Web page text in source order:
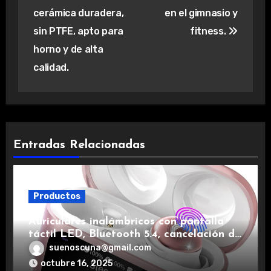
cerámica duradera,
sin PTFE, apto para
horno y de alta
calidad.
en el gimnasio y
fitness.
Entradas Relacionadas
Productos
Auriculares inalámbricos con pantalla
táctil LED, Bluetooth 5.4, cancelación de
ruido, impermeables y de larga duración.
suenoscuna@gmail.com
octubre 16, 2025